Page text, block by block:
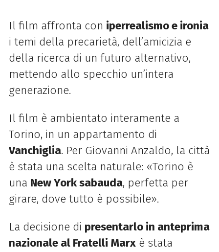
Il film affronta con iperrealismo e ironia
i temi della precarietà, dell’amicizia e
della ricerca di un futuro alternativo,
mettendo allo specchio un’intera
generazione.
Il film è ambientato interamente a
Torino, in un appartamento di
Vanchiglia. Per Giovanni Anzaldo, la città
è stata una scelta naturale: «Torino è
una New York sabauda, perfetta per
girare, dove tutto è possibile».
La decisione di presentarlo in anteprima
nazionale al Fratelli Marxè stata